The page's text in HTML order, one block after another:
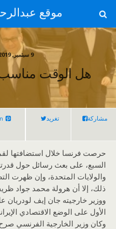
موقع
9 سبتمبر, 2019 • لا تعليقات
هل الوقت مناسب
مشاركة تغريد
حرصت فرنسا خلال استضافتها
السبع، على بعث رسائل حول
والولايات المتحدة، وإن ظهرت
ذلك، إلا أن هرولة محمد جواد
ووزير خارجيته جان إيف لودريان
الأول على الوضع الاقتصادي
وكان وزير الخارجية الفرنسي